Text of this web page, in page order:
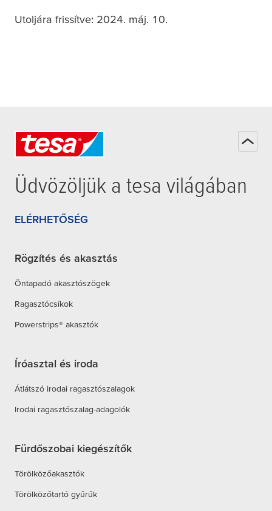
Utoljára frissítve: 2024. máj. 10.
Üdvözöljük a tesa világában
ELÉRHETŐSÉG
Rögzítés és akasztás
Öntapadó akasztószögek
Ragasztócsíkok
Powerstrips® akasztók
Íróasztal és iroda
Átlátszó irodai ragasztószalagok
Irodai ragasztószalag-adagolók
Fürdőszobai kiegészítők
Törölközőakasztók
Törölközőtartó gyűrűk